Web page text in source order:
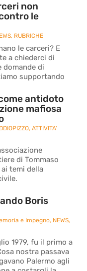
non
le
, RUBRICHE
le carceri? E
a chiederci di
domande di
supportando
antidoto
mafiosa
,ATTIVITA'
di Tommaso
temi della
Boris
e Impegno, NEWS,
1979, fu il primo a
nostra passava
Palermo agli